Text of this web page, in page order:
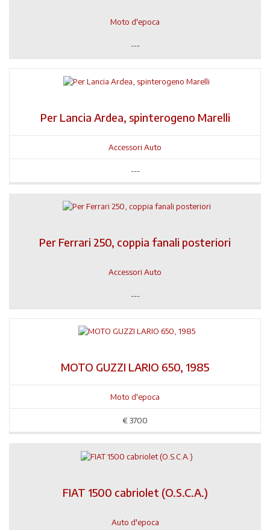
Moto d'epoca
---
Per Lancia Ardea, spinterogeno Marelli
Accessori Auto
---
Per Ferrari 250, coppia fanali posteriori
Accessori Auto
---
MOTO GUZZI LARIO 650, 1985
Moto d'epoca
€3700
FIAT 1500 cabriolet (O.S.C.A.)
Auto d'epoca